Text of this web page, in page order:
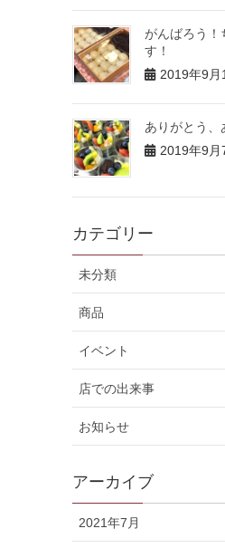
がんばろう！
す！
2019年9月
ありがとう、
2019年9月
カテゴリー
未分類
商品
イベント
店での出来事
お知らせ
アーカイブ
2021年7月